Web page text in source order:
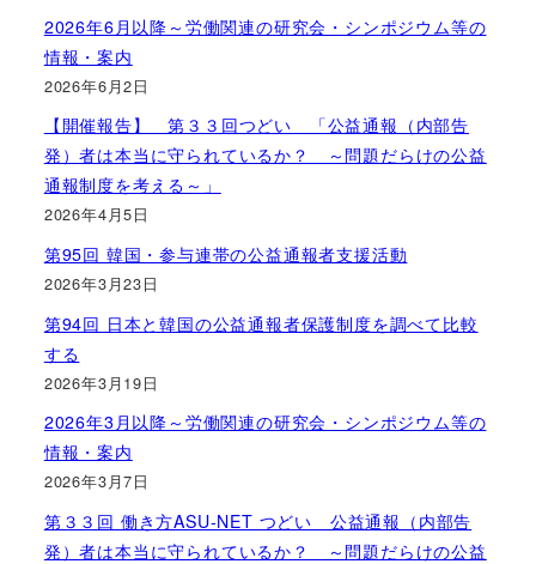
2026年6月以降～労働関連の研究会・シンポジウム等の
情報・案内
2026年6月2日
【開催報告】 第３３回つどい 「公益通報（内部告
発）者は本当に守られているか？ ～問題だらけの公益
通報制度を考える～」
2026年4月5日
第95回 韓国・参与連帯の公益通報者支援活動
2026年3月23日
第94回 日本と韓国の公益通報者保護制度を調べて比較
する
2026年3月19日
2026年3月以降～労働関連の研究会・シンポジウム等の
情報・案内
2026年3月7日
第３３回 働き方ASU-NET つどい 公益通報（内部告
発）者は本当に守られているか？ ～問題だらけの公益